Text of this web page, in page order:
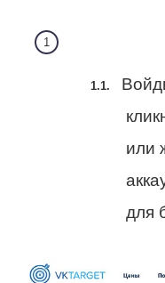
или
для